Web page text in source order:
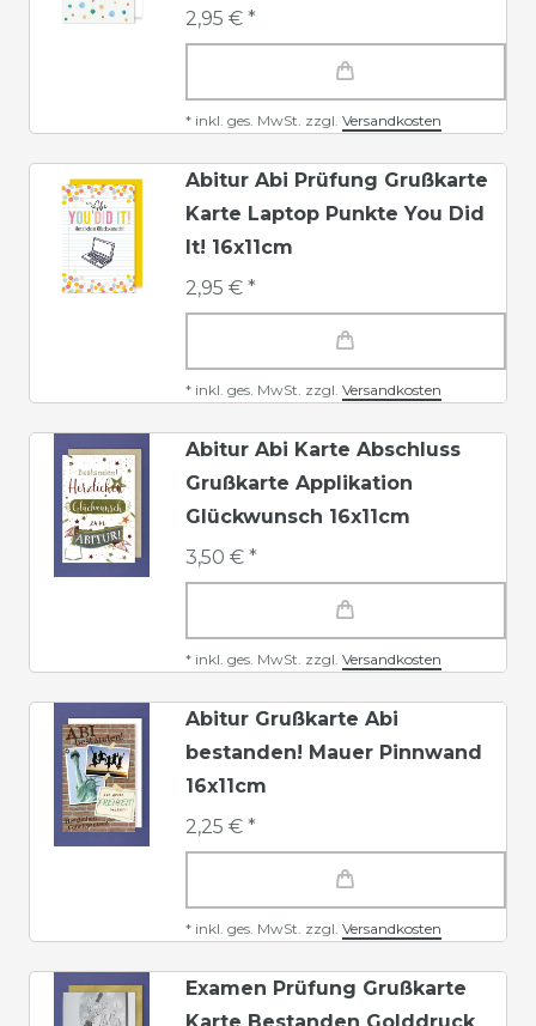
2,95 € *
* inkl. ges. MwSt. zzgl. Versandkosten
Abitur Abi Prüfung Grußkarte
Karte Laptop Punkte You Did
It! 16x11cm
2,95 € *
* inkl. ges. MwSt. zzgl. Versandkosten
Abitur Abi Karte Abschluss
Grußkarte Applikation
Glückwunsch 16x11cm
3,50 € *
* inkl. ges. MwSt. zzgl. Versandkosten
Abitur Grußkarte Abi
bestanden! Mauer Pinnwand
16x11cm
2,25 € *
* inkl. ges. MwSt. zzgl. Versandkosten
Examen Prüfung Grußkarte